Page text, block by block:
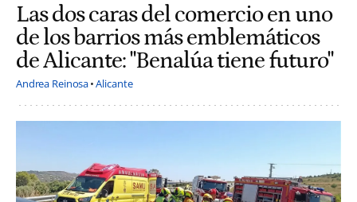
Las dos caras del comercio en uno
de los barrios más emblemáticos
de Alicante: "Benalúa tiene futuro"
Andrea Reinosa Alicante